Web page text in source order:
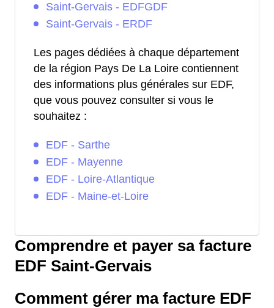
Saint-Gervais - EDFGDF
Saint-Gervais - ERDF
Les pages dédiées à chaque département
de la région Pays De La Loire contiennent
des informations plus générales sur EDF,
que vous pouvez consulter si vous le
souhaitez :
EDF - Sarthe
EDF - Mayenne
EDF - Loire-Atlantique
EDF - Maine-et-Loire
Comprendre et payer sa facture
EDF Saint-Gervais
Comment gérer ma facture EDF